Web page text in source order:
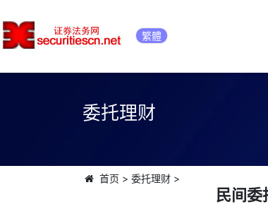
繁體
委托理财
首页 > 委托理财>
民间